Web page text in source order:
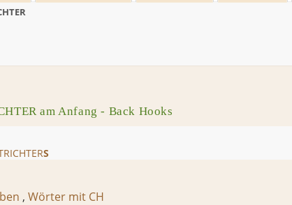
am Anfang - Back Hooks
S
, Wörter mit CH